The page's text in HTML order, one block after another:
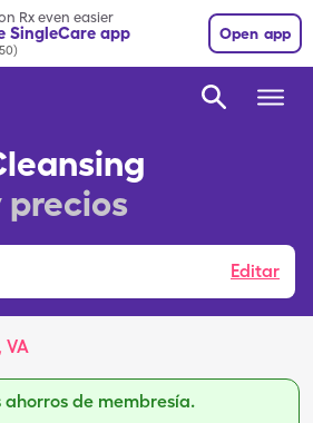
Rx even easier
SingleCare app Open app
precios
Editar
VA
ahorros de membresía.